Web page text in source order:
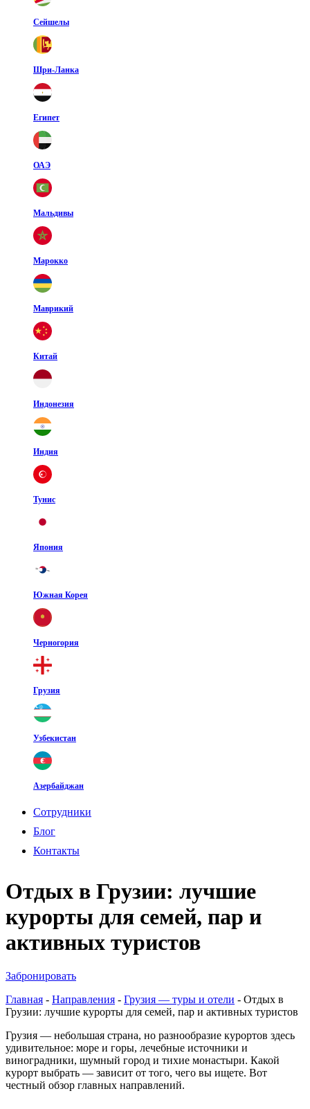
Сейшелы
Шри-Ланка
Египет
ОАЭ
Мальдивы
Марокко
Маврикий
Китай
Индонезия
Индия
Тунис
Япония
Южная Корея
Черногория
Грузия
Узбекистан
Азербайджан
Cотрудники
Блог
Контакты
Отдых в Грузии: лучшие
курорты для семей, пар и
активных туристов
Забронировать
Главная - Направления - Грузия — туры и отели - Отдых в
Грузии: лучшие курорты для семей, пар и активных туристов
Грузия — небольшая страна, но разнообразие курортов здесь
удивительное: море и горы, лечебные источники и
виноградники, шумный город и тихие монастыри. Какой
курорт выбрать — зависит от того, чего вы ищете. Вот
честный обзор главных направлений.